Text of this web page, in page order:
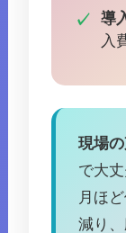
導
入
現場の
で大
月ほ
減り